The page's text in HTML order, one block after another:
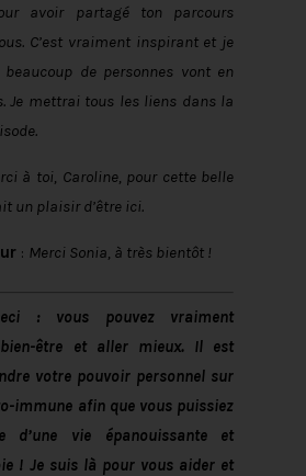
avoir partagé ton parcours
C’est vraiment inspirant et je
de personnes vont en
Je mettrai tous les liens dans la
à toi, Caroline, pour cette belle
un plaisir d’être ici.
: Merci Sonia, à très bientôt !
: vous pouvez vraiment
être et aller mieux. Il est
votre pouvoir personnel sur
immune afin que vous puissiez
d’une vie épanouissante et
! Je suis là pour vous aider et